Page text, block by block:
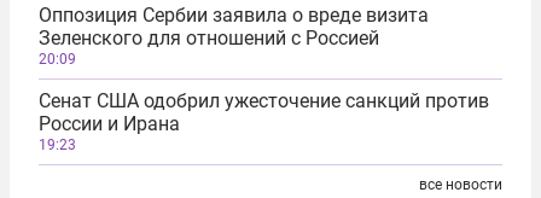
Оппозиция Сербии заявила о вреде визита
Зеленского для отношений с Россией
20:09
Сенат США одобрил ужесточение санкций против
России и Ирана
19:23
все новости